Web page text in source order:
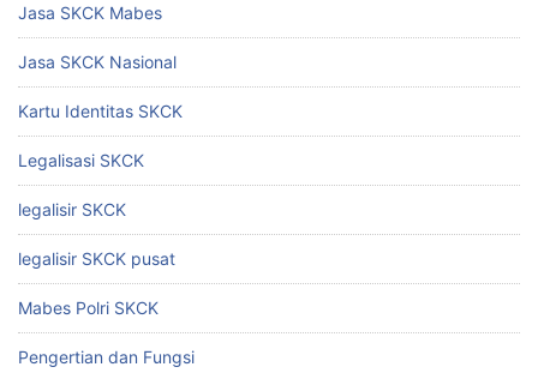
Jasa SKCK Mabes
Jasa SKCK Nasional
Kartu Identitas SKCK
Legalisasi SKCK
legalisir SKCK
legalisir SKCK pusat
Mabes Polri SKCK
Pengertian dan Fungsi